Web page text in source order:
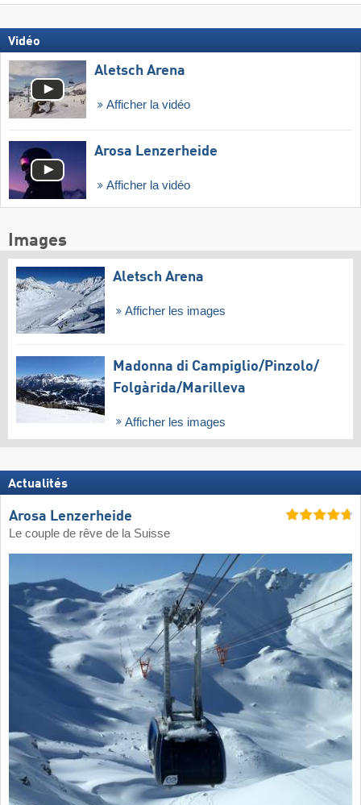
Vidéo
Aletsch Arena
Afficher la vidéo
Arosa Lenzerheide
Afficher la vidéo
Images
Aletsch Arena
Afficher les images
Madonna di Campiglio/​Pinzolo/​
Folgàrida/​Marilleva
Afficher les images
Actualités
Arosa Lenzerheide
Le couple de rêve de la Suisse